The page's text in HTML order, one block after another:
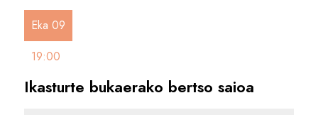
Eka 09
19:00
Ikasturte bukaerako bertso saioa